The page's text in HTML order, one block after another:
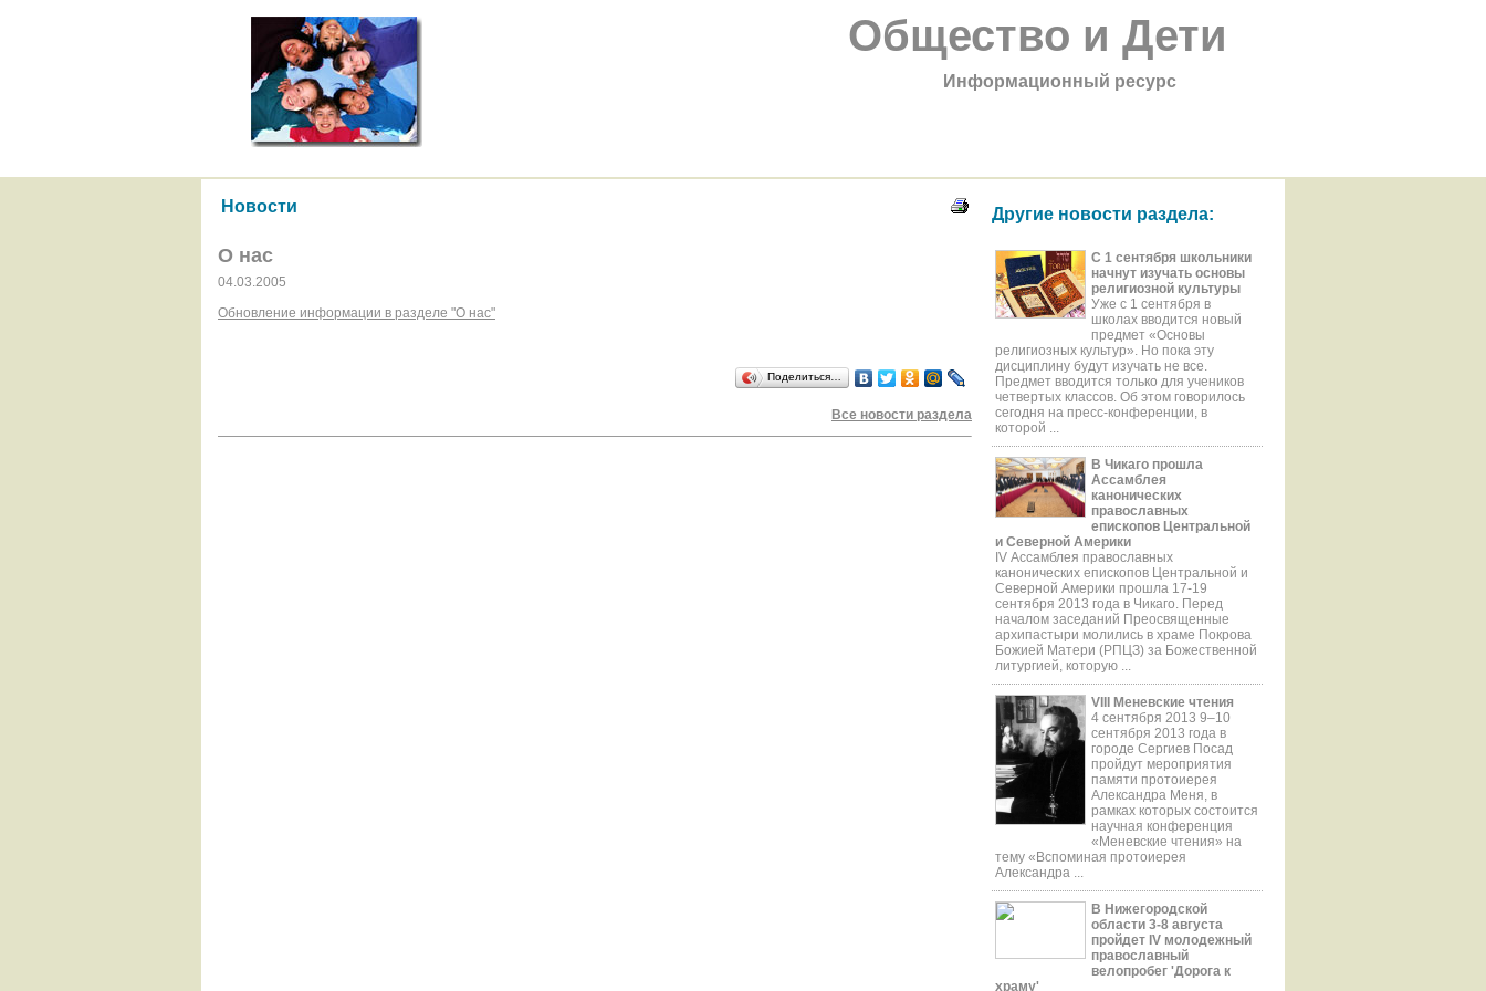
Общество и Дети
Информационный ресурс
Новости
О нас
04.03.2005
Обновление информации в разделе "О нас"
Поделиться…
Все новости раздела
Другие новости раздела:
С 1 сентября школьники
начнут изучать основы
религиозной культуры
Уже с 1 сентября в
школах вводится новый
предмет «Основы
религиозных культур». Но пока эту
дисциплину будут изучать не все.
Предмет вводится только для учеников
четвертых классов. Об этом говорилось
сегодня на пресс-конференции, в
которой ...
В Чикаго прошла
Ассамблея
канонических
православных
епископов Центральной
и Северной Америки
IV Ассамблея православных
канонических епископов Центральной и
Северной Америки прошла 17-19
сентября 2013 года в Чикаго. Перед
началом заседаний Преосвященные
aрхипастыри молились в храме Покрова
Божией Матери (РПЦЗ) за Божественной
литургией, которую ...
VIII Меневские чтения
4 сентября 2013 9–10
сентября 2013 года в
городе Сергиев Посад
пройдут мероприятия
памяти протоиерея
Александра Меня, в
рамках которых состоится
научная конференция
«Меневские чтения» на
тему «Вспоминая протоиерея
Александра ...
В Нижегородской
области 3-8 августа
пройдет IV молодежный
православный
велопробег 'Дорога к
храму'